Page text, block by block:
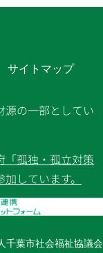
サイトマップ
源の一部としてい
「孤独・孤立対策
しています。
千葉市社会福祉協議会